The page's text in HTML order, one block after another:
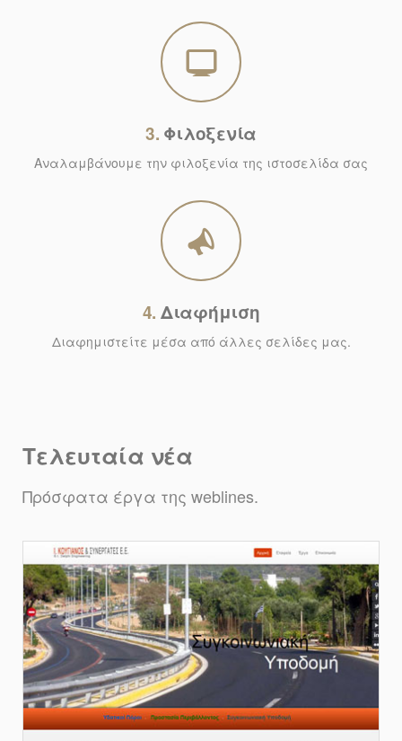
3. Φιλοξενία
Αναλαμβάνουμε την φιλοξενία της ιστοσελίδα σας
4. Διαφήμιση
Διαφημιστείτε μέσα από άλλες σελίδες μας.
Τελευταία νέα
Πρόσφατα έργα της weblines.